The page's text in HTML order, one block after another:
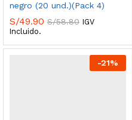
negro (20 und.)(Pack 4)
S/49.90 S/58.80 IGV
Incluido.
-21%